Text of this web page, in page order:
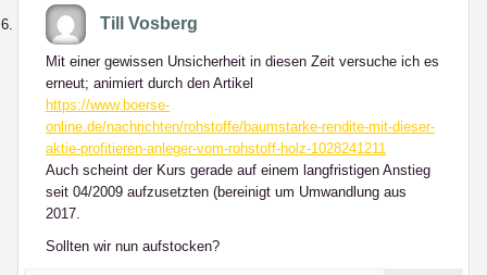
Till Vosberg
Mit einer gewissen Unsicherheit in diesen Zeit versuche ich es
erneut; animiert durch den Artikel
https://www.boerse-
online.de/nachrichten/rohstoffe/baumstarke-rendite-mit-dieser-
aktie-profitieren-anleger-vom-rohstoff-holz-1028241211
Auch scheint der Kurs gerade auf einem langfristigen Anstieg
seit 04/2009 aufzusetzten (bereinigt um Umwandlung aus
2017.
Sollten wir nun aufstocken?